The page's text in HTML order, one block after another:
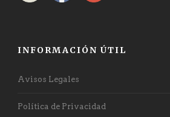
INFORMACIÓN ÚTIL
Avisos Legales
Política de Privacidad